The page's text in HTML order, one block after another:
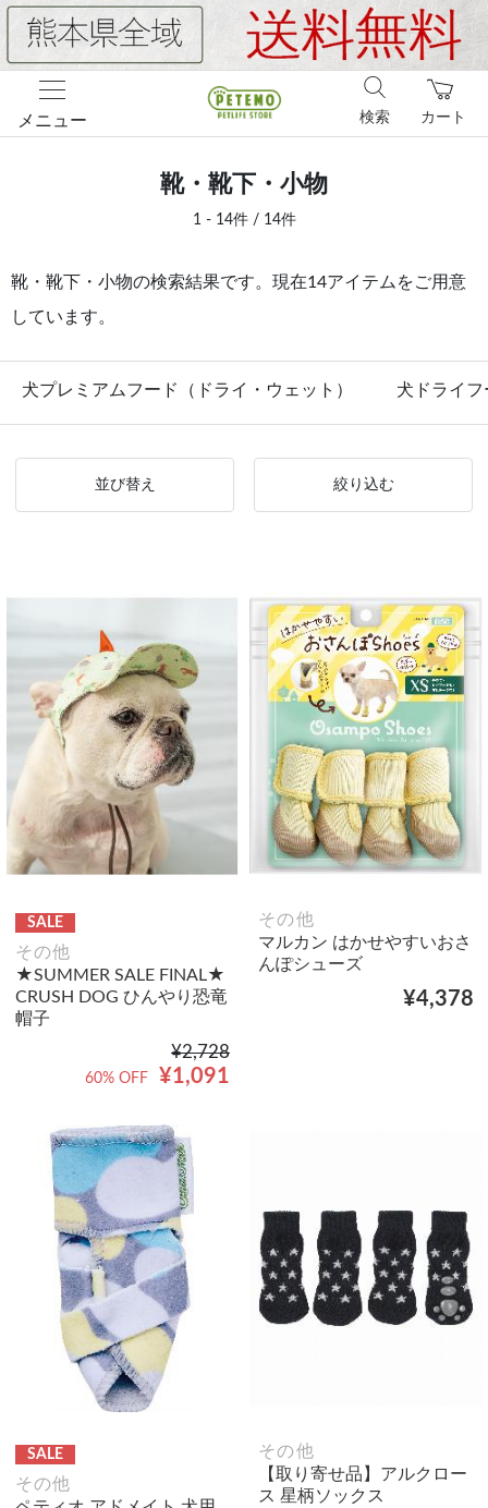
メニュー カート
検索
靴・靴下・小物
1 - 14件 / 14件
靴・靴下・小物の検索結果です。現在14アイテムをご用意
しています。
犬プレミアムフード（ドライ・ウェット） 犬ドライフ
並び替え 絞り込む
SALE
その他
★SUMMER SALE FINAL★
CRUSH DOG ひんやり恐竜
帽子
¥2,728
¥1,091
60% OFF
その他
マルカン はかせやすいおさ
んぽシューズ
¥4,378
SALE
その他
その他
【取り寄せ品】アルクロー
ス 星柄ソックス